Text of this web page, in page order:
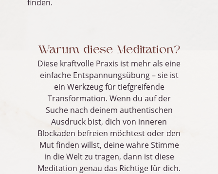
finden.
Warum diese Meditation?
Diese kraftvolle Praxis ist mehr als eine
einfache Entspannungsübung – sie ist
ein Werkzeug für tiefgreifende
Transformation. Wenn du auf der
Suche nach deinem authentischen
Ausdruck bist, dich von inneren
Blockaden befreien möchtest oder den
Mut finden willst, deine wahre Stimme
in die Welt zu tragen, dann ist diese
Meditation genau das Richtige für dich.